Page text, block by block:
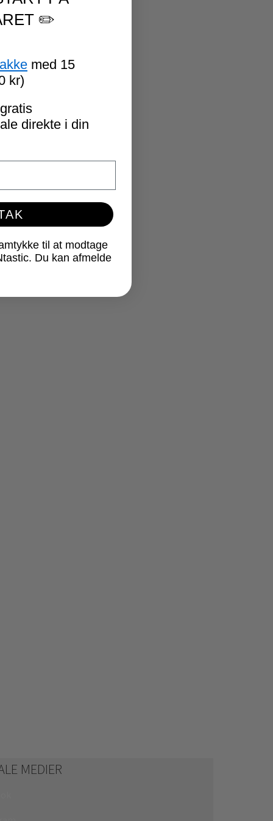
MEDIER
✏️
med 15
kr)
direkte i din
til at modtage
Du kan afmelde